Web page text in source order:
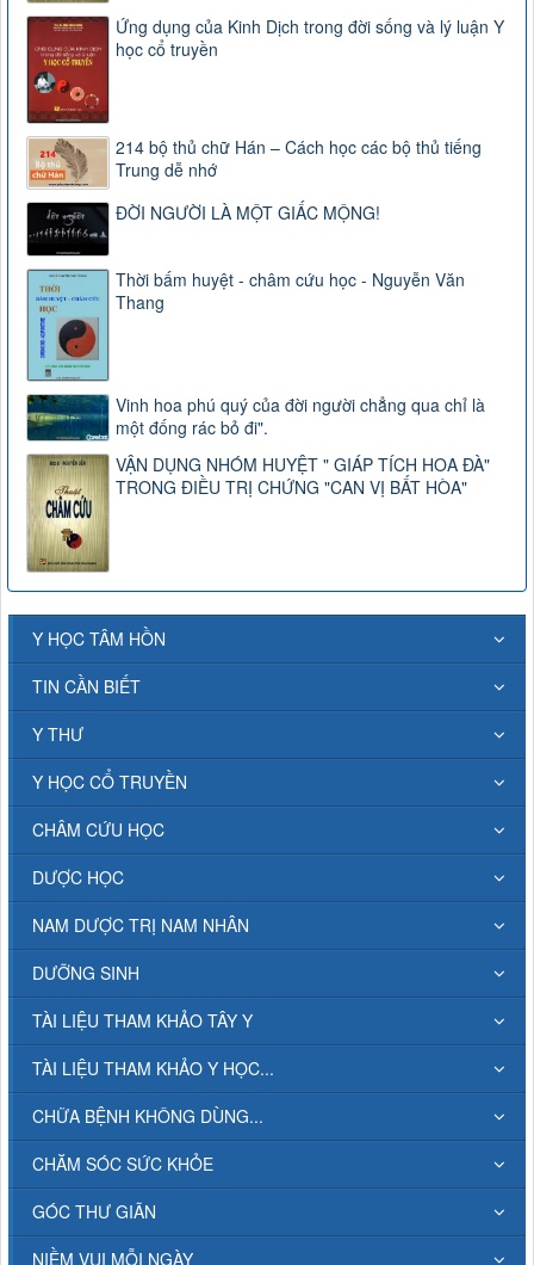
Ứng dụng của Kinh Dịch trong đời sống và lý luận Y
học cổ truyền
214 bộ thủ chữ Hán – Cách học các bộ thủ tiếng
Trung dễ nhớ
ĐỜI NGƯỜI LÀ MỘT GIẤC MỘNG!
Thời bấm huyệt - châm cứu học - Nguyễn Văn
Thang
Vinh hoa phú quý của đời người chẳng qua chỉ là
một đống rác bỏ đi".
VẬN DỤNG NHÓM HUYỆT " GIÁP TÍCH HOA ĐÀ"
TRONG ĐIỀU TRỊ CHỨNG "CAN VỊ BẤT HÒA"
Y HỌC TÂM HỒN
TIN CẦN BIẾT
Y THƯ
Y HỌC CỔ TRUYỀN
CHÂM CỨU HỌC
DƯỢC HỌC
NAM DƯỢC TRỊ NAM NHÂN
DƯỠNG SINH
TÀI LIỆU THAM KHẢO TÂY Y
TÀI LIỆU THAM KHẢO Y HỌC...
CHỮA BỆNH KHÔNG DÙNG...
CHĂM SÓC SỨC KHỎE
GÓC THƯ GIÃN
NIỀM VUI MỖI NGÀY